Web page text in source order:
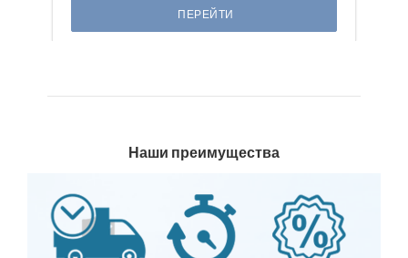
ПЕРЕЙТИ
Наши преимущества